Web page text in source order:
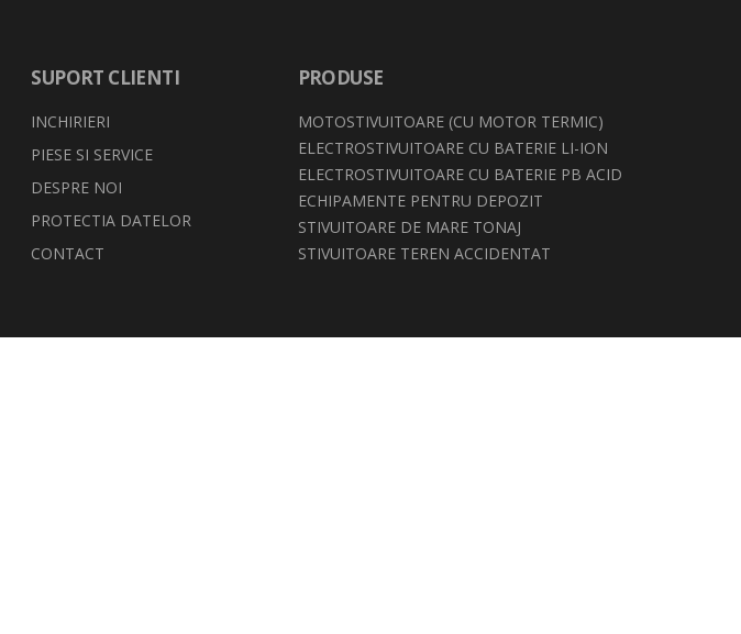
SUPORT CLIENTI
INCHIRIERI
PIESE SI SERVICE
DESPRE NOI
PROTECTIA DATELOR
CONTACT
PRODUSE
MOTOSTIVUITOARE (CU MOTOR TERMIC)
ELECTROSTIVUITOARE CU BATERIE LI-ION
ELECTROSTIVUITOARE CU BATERIE PB ACID
ECHIPAMENTE PENTRU DEPOZIT
STIVUITOARE DE MARE TONAJ
STIVUITOARE TEREN ACCIDENTAT